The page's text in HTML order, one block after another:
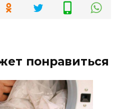
понравиться